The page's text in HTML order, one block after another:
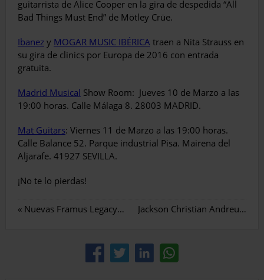
guitarrista de Alice Cooper en la gira de despedida “All
Bad Things Must End” de Mötley Crüe.
Ibanez y MOGAR MUSIC IBÉRICA traen a Nita Strauss en
su gira de clinics por Europa de 2016 con entrada
gratuita.
Madrid Musical Show Room: Jueves 10 de Marzo a las
19:00 horas. Calle Málaga 8. 28003 MADRID.
Mat Guitars: Viernes 11 de Marzo a las 19:00 horas.
Calle Balance 52. Parque industrial Pisa. Mairena del
Aljarafe. 41927 SEVILLA.
¡No te lo pierdas!
« Nuevas Framus Legacy Acoustics Jackson Christian Andreu X Series RRXT Rhoads